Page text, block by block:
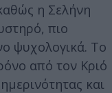
η Σελήνη
πιο
ψυχολογικά. Το
από τον Κριό
και